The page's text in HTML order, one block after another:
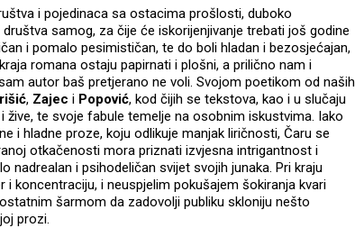
i pojedinaca sa ostacima prošlosti, duboko
samog, za čije će iskorijenjivanje trebati još godine
i pomalo pesimističan, te do boli hladan i bezosjećajan,
romana ostaju papirnati i plošni, a prilično nam i
autor baš pretjerano ne voli. Svojom poetikom od naših
, Zajec i Popović, kod čijih se tekstova, kao i u slučaju
te svoje fabule temelje na osobnim iskustvima. Iako
i hladne proze, koju odlikuje manjak liričnosti, Čaru se
otkačenosti mora priznati izvjesna intrigantnost i
nadrealan i psihodeličan svijet svojih junaka. Pri kraju
koncentraciju, i neuspjelim pokušajem šokiranja kvari
šarmom da zadovolji publiku skloniju nešto
prozi.